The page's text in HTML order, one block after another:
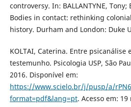
controversy. In: BALLANTYNE, Tony;
Bodies in contact: rethinking
history. Durham and London: Duke
KOLTAI, Caterina. Entre psicanálise
testemunho. Psicologia USP, São
2016. Disponível em:
https://www.scielo.br/j/pusp/a/
format=pdf&lang=pt. Acesso em: 19